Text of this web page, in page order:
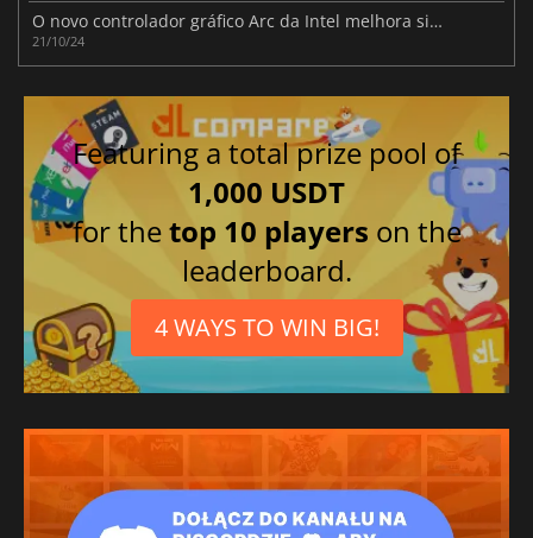
O novo controlador gráfico Arc da Intel melhora significativamente o desempenho das iGPUs Lunar Lake e das GPUs Arc em vários jogos.
21/10/24
Featuring a total prize pool of
1,000 USDT
for thetop 10 players on the
leaderboard.
4 WAYS TO WIN BIG!